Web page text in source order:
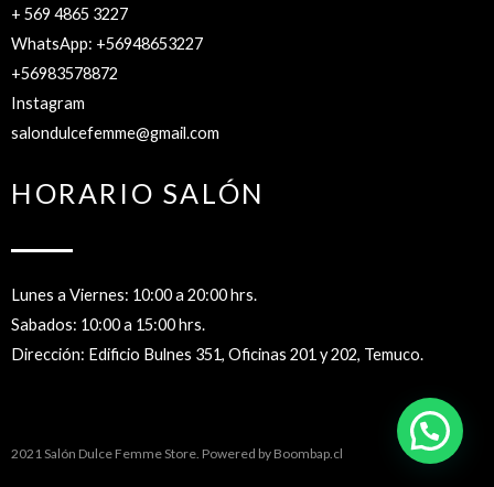
+ 569 4865 3227
WhatsApp: +56948653227
+56983578872
Instagram
salondulcefemme@gmail.com
HORARIO SALÓN
Lunes a Viernes: 10:00 a 20:00 hrs.
Sabados: 10:00 a 15:00 hrs.
Dirección: Edificio Bulnes 351, Oficinas 201 y 202, Temuco.
2021 Salón Dulce Femme Store. Powered by Boombap.cl